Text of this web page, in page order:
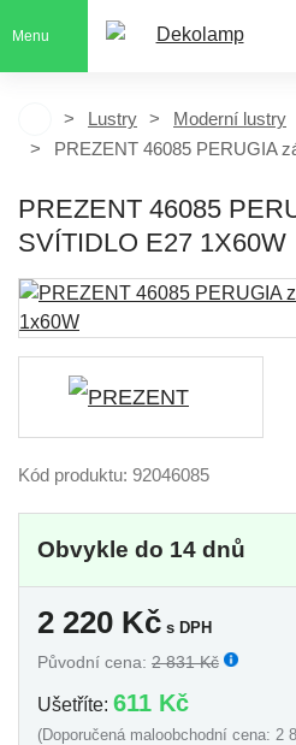
Menu
Lustry
Moderní lustry
PREZENT 46085 PERUGIA
PREZENT 46085
SVÍTIDLO E27 1X60W
Kód produktu: 92046085
Obvykle do 14 dnů
2 220 Kč s DPH
Původní cena: 2 831 Kč
Ušetříte: 611 Kč
(Doporučená maloobchodní cena: 2